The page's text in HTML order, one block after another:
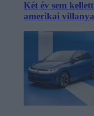
Két év sem
amerikai